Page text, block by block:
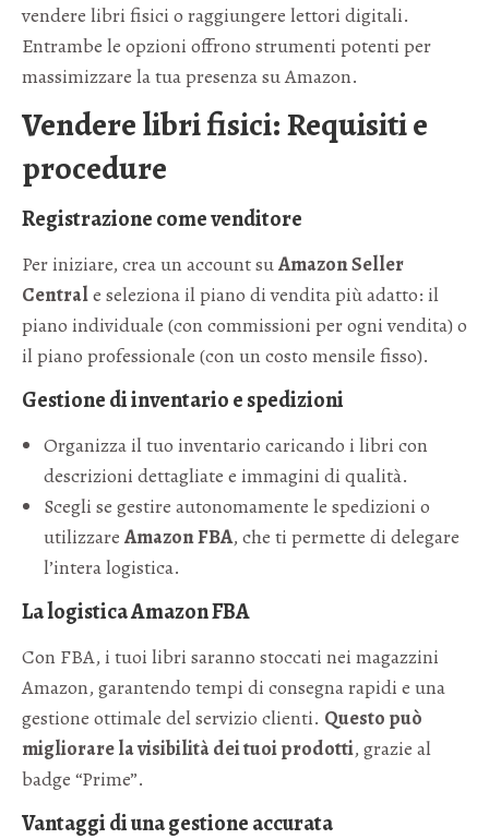
vendere libri fisici o raggiungere lettori digitali.
Entrambe le opzioni offrono strumenti potenti per
massimizzare la tua presenza su Amazon.
Vendere libri fisici: Requisiti e
procedure
Registrazione come venditore
Per iniziare, crea un account suAmazon Seller
Centrale seleziona il piano di vendita più adatto: il
piano individuale (con commissioni per ogni vendita) o
il piano professionale (con un costo mensile fisso).
Gestione di inventario e spedizioni
Organizza il tuo inventario caricando i libri con
descrizioni dettagliate e immagini di qualità.
Scegli se gestire autonomamente le spedizioni o
utilizzareAmazon FBA, che ti permette di delegare
l’intera logistica.
La logistica Amazon FBA
Con FBA, i tuoi libri saranno stoccati nei magazzini
Amazon, garantendo tempi di consegna rapidi e una
gestione ottimale del servizio clienti. Questo può
migliorare la visibilità dei tuoi prodotti, grazie al
badge “Prime”.
Vantaggi di una gestione accurata